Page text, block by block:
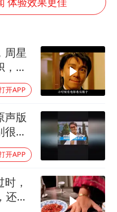
会“偷听”我们说话吗
岁女儿百花奖发言
约14万栋建筑被完全摧毁
从科技创新看开局起步的时与势
周星
他
开APP
声版
很
是他
开APP
，
还是